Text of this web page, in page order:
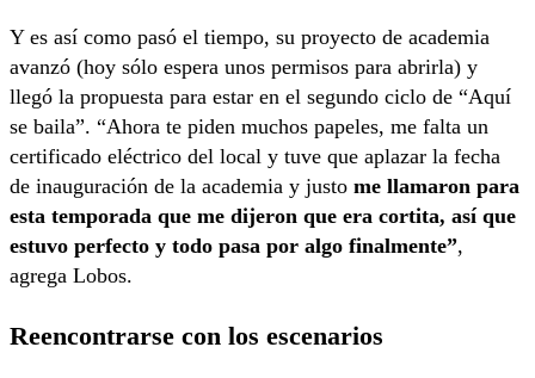
Y es así como pasó el tiempo, su proyecto de academia
avanzó (hoy sólo espera unos permisos para abrirla) y
llegó la propuesta para estar en el segundo ciclo de “Aquí
se baila”. “Ahora te piden muchos papeles, me falta un
certificado eléctrico del local y tuve que aplazar la fecha
de inauguración de la academia y justo me llamaron para
esta temporada que me dijeron que era cortita, así que
estuvo perfecto y todo pasa por algo finalmente”,
agrega Lobos.
Reencontrarse con los escenarios